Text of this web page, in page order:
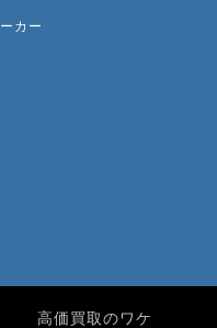
カー
高価買取のワケ